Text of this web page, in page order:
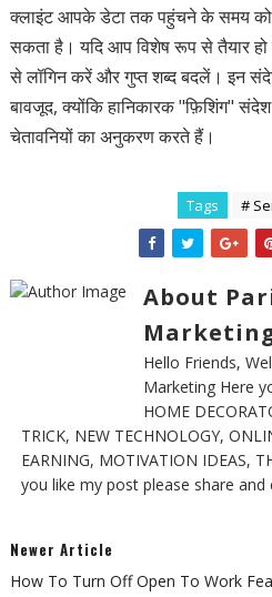
क्लाइंट आपके डेटा तक पहुंचने के समय को
सकता है। यदि आप विशेष रूप से तैयार हो
से लॉगिन करें और गुप्त शब्द बदलें। इन
बावजूद, क्योंकि हानिकारक "फ़िशिंग"
चेतावनियों का अनुकरण करते हैं।
Tags #
About
Hello Friends,
Marketing Here
HOME
TRICK, NEW TECHNOLOGY,
EARNING, MOTIVATION IDEAS,
you like my post please share and
Newer Article
How To Turn Off Open To Work